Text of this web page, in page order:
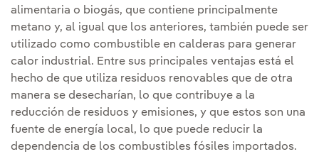
alimentaria o biogás, que contiene principalmente
metano y, al igual que los anteriores, también puede ser
utilizado como combustible en calderas para generar
calor industrial. Entre sus principales ventajas está el
hecho de que utiliza residuos renovables que de otra
manera se desecharían, lo que contribuye a la
reducción de residuos y emisiones, y que estos son una
fuente de energía local, lo que puede reducir la
dependencia de los combustibles fósiles importados.